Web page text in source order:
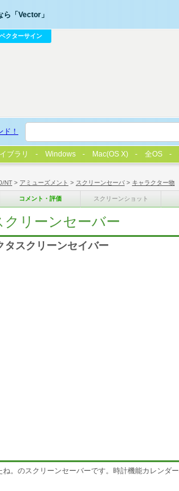
NT > アミューズメント > スクリーンセーバ > キャラクター物
コメント・評価 スクリーンショット
リーンセーバー
タスクリーンセイバー
。のスクリーンセーバーです。時計機能カレンダ
ら「Vector」
ベクターサイン
！
ブラリ Windows Mac(OS X) 全OS